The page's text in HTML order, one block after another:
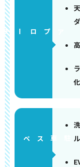
アプローチ
化